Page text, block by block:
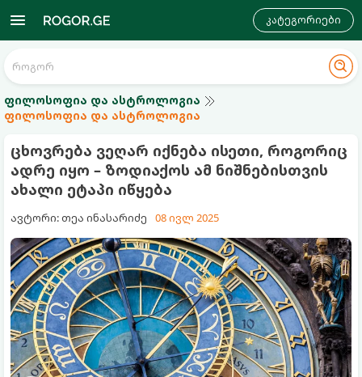
კატეგორიები
ფილოსოფია და ასტროლოგია
ფილოსოფია და ასტროლოგია
ცხოვრება ვეღარ იქნება ისეთი, როგორიც
ადრე იყო – ზოდიაქოს ამ ნიშნებისთვის
ახალი ეტაპი იწყება
ავტორი: თეა ინასარიძე 08 ივლ 2025